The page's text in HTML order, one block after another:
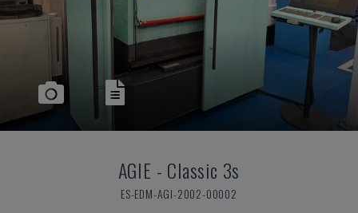
AGIE - Classic 3s
ES-EDM-AGI-2002-00002